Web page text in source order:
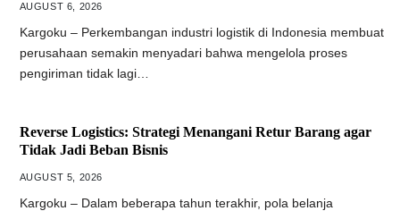
AUGUST 6, 2026
Kargoku – Perkembangan industri logistik di Indonesia membuat
perusahaan semakin menyadari bahwa mengelola proses
pengiriman tidak lagi…
Reverse Logistics: Strategi Menangani Retur Barang agar
Tidak Jadi Beban Bisnis
AUGUST 5, 2026
Kargoku – Dalam beberapa tahun terakhir, pola belanja